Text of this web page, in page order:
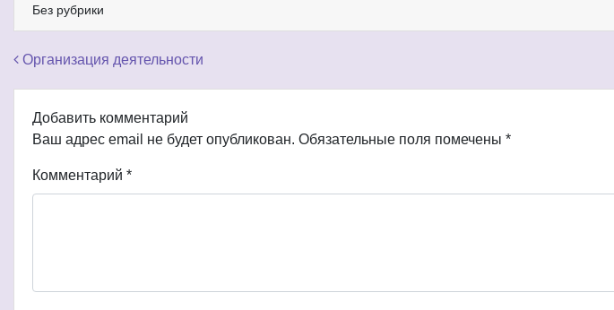
Без рубрики
Навигация по записям
Организация деятельности
Добавить комментарий
Ваш адрес email не будет опубликован. Обязательные поля помечены *
Комментарий *